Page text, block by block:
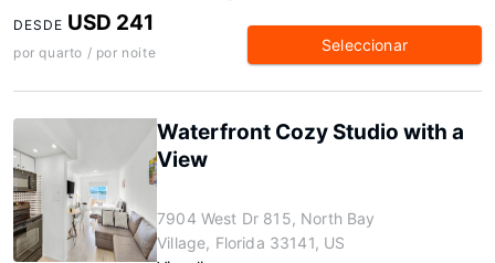
DESDE USD 241
por quarto / por noite Seleccionar
Waterfront Cozy Studio with a
View
7904 West Dr 815, North Bay
Village, Florida 33141, US